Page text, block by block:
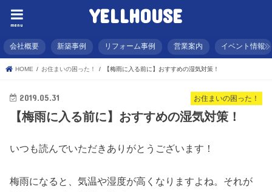
YELLHOUSE
menu
会社概要 新築事例 リフォーム事例 営業案内 イベント情報
HOME お住まいの困った！ 【梅雨に入る前に】おすすめの湿気対策！
お住まいの困った！
2019.05.31
【梅雨に入る前に】おすすめの湿気対策！
いつも読んでいただきありがとうございます！
梅雨になると、気温や湿度が高くなりますよね。それが